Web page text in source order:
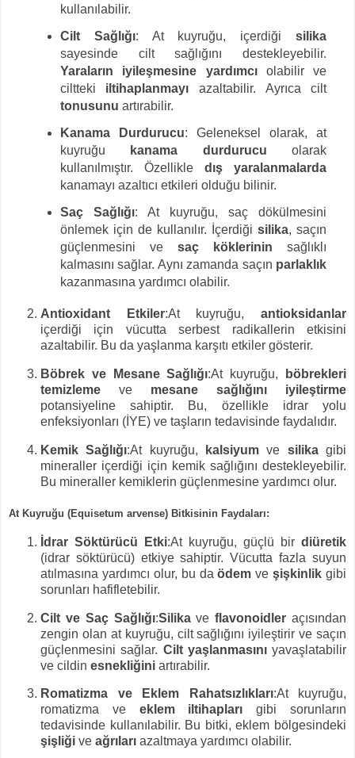
kullanılabilir.
Cilt Sağlığı: At kuyruğu, içerdiğisilika
sayesinde cilt sağlığını destekleyebilir.
Yaraların iyileşmesine yardımcıolabilir ve
ciltteki iltihaplanmayı azaltabilir. Ayrıca cilt
tonusunu artırabilir.
Kanama Durdurucu: Geleneksel olarak, at
kuyruğu
kanama durdurucu olarak
kullanılmıştır. Özellikledış yaralanmalarda
kanamayı azaltıcı etkileri olduğu bilinir.
Saç Sağlığı: At kuyruğu, saç dökülmesini
önlemek için de kullanılır. İçerdiğisilika, saçın
güçlenmesini ve saç köklerinin sağlıklı
kalmasını sağlar. Aynı zamanda saçın parlaklık
kazanmasına yardımcı olabilir.
Antioxidant Etkiler:At kuyruğu,antioksidanlar
içerdiği için vücutta serbest radikallerin etkisini
azaltabilir. Bu da yaşlanma karşıtı etkiler gösterir.
Böbrek ve Mesane Sağlığı:At kuyruğu,
böbrekleri
temizleme ve mesane sağlığını iyileştirme
potansiyeline sahiptir. Bu, özellikle idrar yolu
enfeksiyonları (İYE) ve taşların tedavisinde faydalıdır.
Kemik Sağlığı:At kuyruğu, kalsiyum ve silikagibi
mineraller içerdiği için kemik sağlığını destekleyebilir.
Bu mineraller kemiklerin güçlenmesine yardımcı olur.
At Kuyruğu (Equisetum arvense) Bitkisinin Faydaları:
İdrar Söktürücü Etki:At kuyruğu, güçlü bir diüretik
(idrar söktürücü) etkiye sahiptir. Vücutta fazla suyun
atılmasına yardımcı olur, bu daödem veşişkinlik gibi
sorunları hafifletebilir.
Cilt ve Saç Sağlığı:Silikaveflavonoidler açısından
zengin olan at kuyruğu, cilt sağlığını iyileştirir ve saçın
güçlenmesini sağlar. Cilt yaşlanmasınıyavaşlatabilir
ve cildin esnekliğini artırabilir.
Romatizma ve Eklem Rahatsızlıkları:At kuyruğu,
romatizma ve eklem iltihapları gibi sorunların
tedavisinde kullanılabilir. Bu bitki, eklem bölgesindeki
şişliği ve ağrıları azaltmaya yardımcı olabilir.